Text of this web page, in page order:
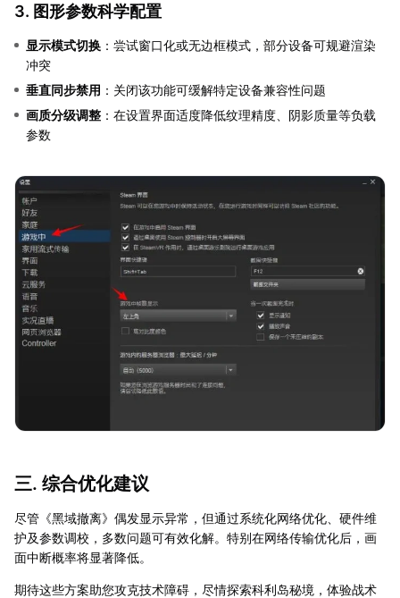
3. 图形参数科学配置
显示模式切换 ：尝试窗口化或无边框模式，部分设备可规避渲染
冲突
垂直同步禁用 ：关闭该功能可缓解特定设备兼容性问题
画质分级调整 ：在设置界面适度降低纹理精度、阴影质量等负载
参数
三. 综合优化建议
尽管《黑域撤离》偶发显示异常，但通过系统化网络优化、硬件维
护及参数调校，多数问题可有效化解。特别在网络传输优化后，画
面中断概率将显著降低。
期待这些方案助您攻克技术障碍，尽情探索科利岛秘境，体验战术